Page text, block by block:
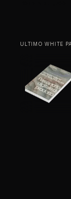
ULTIMO WHITE